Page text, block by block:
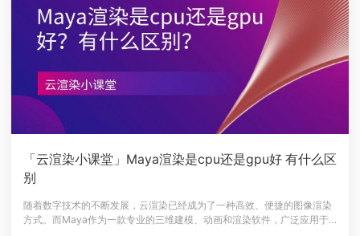
「云渲染小课堂」Maya渲染是cpu还是gpu好 有什么区
别
随着数字技术的不断发展，云渲染已经成为了一种高效、便捷的图像渲染
方式。而Maya作为一款专业的三维建模、动画和渲染软件，广泛应用于